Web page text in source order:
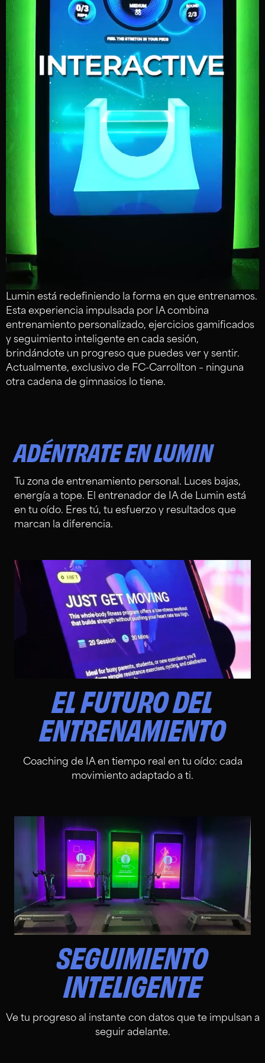
Lumin está redefiniendo la forma en que entrenamos.
Esta experiencia impulsada por IA combina
entrenamiento personalizado, ejercicios gamificados
y seguimiento inteligente en cada sesión,
brindándote un progreso que puedes ver y sentir.
Actualmente, exclusivo de FC-Carrollton – ninguna
otra cadena de gimnasios lo tiene.
ADÉNTRATE EN LUMIN
Tu zona de entrenamiento personal. Luces bajas,
energía a tope. El entrenador de IA de Lumin está
en tu oído. Eres tú, tu esfuerzo y resultados que
marcan la diferencia.
EL FUTURO DEL
ENTRENAMIENTO
Coaching de IA en tiempo real en tu oído: cada
movimiento adaptado a ti.
SEGUIMIENTO
INTELIGENTE
Ve tu progreso al instante con datos que te impulsan a
seguir adelante.